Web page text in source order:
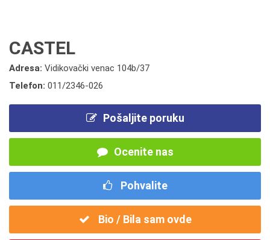
CASTEL
Adresa: Vidikovački venac 104b/37
Telefon: 011/2346-026
Pošaljite poruku
Ocenite nas
Pohvalite
Bio / Bila sam ovde